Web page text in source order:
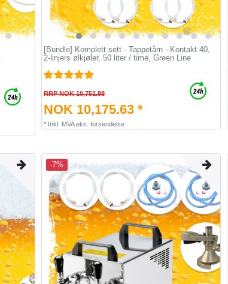
[Bundle] Komplett sett - Tappetårn - Kontakt 40,
2-linjers ølkjøler, 50 liter / time, Green Line
RRP NOK 10,751.88
NOK 10,175.63 *
* Inkl. MVAeks. forsendelse
-7%